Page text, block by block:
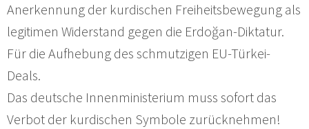
Anerkennung der kurdischen Freiheitsbewegung als
legitimen Widerstand gegen die Erdoğan-Diktatur.
Für die Aufhebung des schmutzigen EU-Türkei-
Deals.
Das deutsche Innenministerium muss sofort das
Verbot der kurdischen Symbole zurücknehmen!